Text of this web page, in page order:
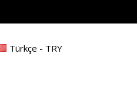
Türkçe - TRY